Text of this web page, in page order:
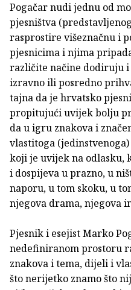
Pogačar nudi jednu od
pjesništva
rasprostire višeznačnu i
pjesnicima i njima
različite načine dodiruju
izravno ili posredno
tajna da je hrvatsko
propitujući uvijek bolju
da u igru znakova i
vlastitoga
koji je uvijek na odlasku,
i dospijeva u prazno, u
naporu, u tom skoku, u
njegova drama, njegova
Pjesnik i esejist Marko
nedefiniranom prostoru
znakova i tema, dijeli i
što nerijetko znamo što